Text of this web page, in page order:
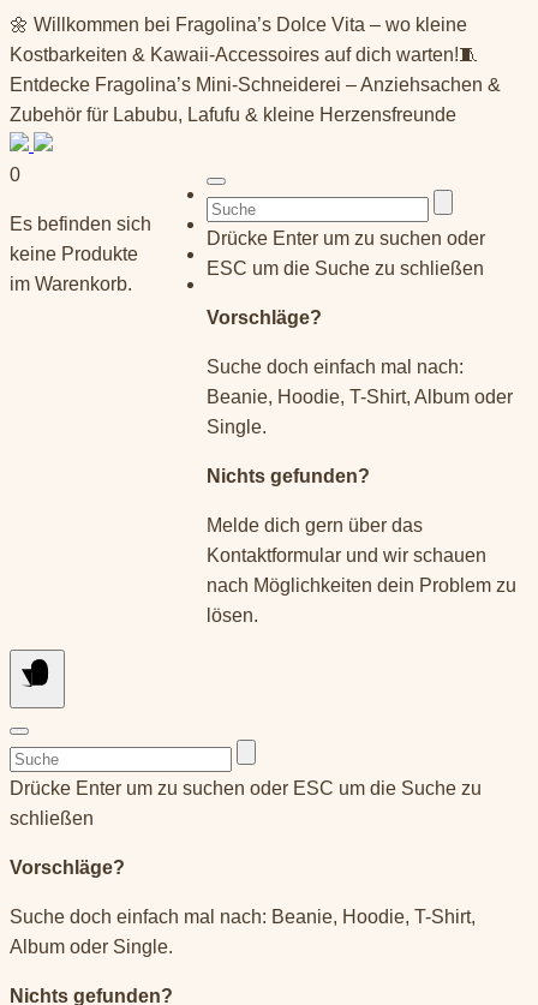
Springe
zum
Inhalt
🌼 Willkommen bei Fragolina’s Dolce Vita – wo kleine
Kostbarkeiten & Kawaii-Accessoires auf dich warten!🧵
Entdecke Fragolina’s Mini-Schneiderei – Anziehsachen &
Zubehör für Labubu, Lafufu & kleine Herzensfreunde
0
Es befinden sich
keine Produkte
im Warenkorb.
Suchen
nach:
Drücke Enter um zu suchen oder
ESC um die Suche zu schließen
Vorschläge?
Suche doch einfach mal nach:
Beanie, Hoodie, T-Shirt, Album oder
Single.
Nichts gefunden?
Melde dich gern über das
Kontaktformular und wir schauen
nach Möglichkeiten dein Problem zu
lösen.
Suchen
nach:
Drücke Enter um zu suchen oder ESC um die Suche zu
schließen
Vorschläge?
Suche doch einfach mal nach: Beanie, Hoodie, T-Shirt,
Album oder Single.
Nichts gefunden?